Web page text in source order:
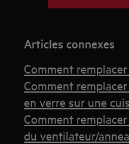
Articles connexes
Comment
Comment
en verre sur une
Comment
du ventilateur/